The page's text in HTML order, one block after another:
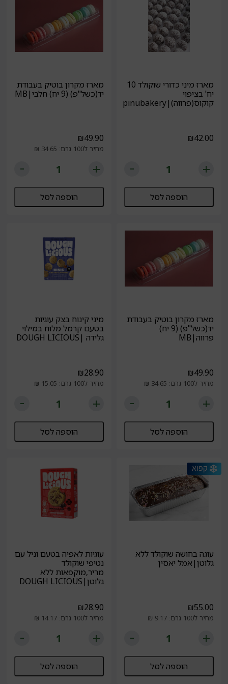
מארז מיני כדורי שוקולד 10
יח' בציפוי
קוקוס(פרווה)|pinubakery
₪42.00
הוספה לסל
מארז מקרון בוטיק בעבודת
יד(כשל"פ) (9 יח) חלבי|MB
₪49.90
מחיר ל100 גרם: 34.65 ₪
הוספה לסל
מארז מקרון בוטיק בעבודת
יד(כשל"פ) (9 יח)
פרווה|MB
₪49.90
מחיר ל100 גרם: 34.65 ₪
הוספה לסל
מיני קינוח בצק עוגיות
בטעם קרמל מלוח במילוי
גלידה |DOUGH LICIOUS
₪28.90
מחיר ל100 גרם: 15.05 ₪
הוספה לסל
עוגה בחושה שוקולד ללא
גלוטן|אמל יאסין
₪55.00
מחיר ל100 גרם: 9.17 ₪
הוספה לסל
עוגיות לאפיה בטעם וניל עם
נטיפי שוקולד
מריר,מוקפאות ללא
גלוטן|DOUGH LICIOUS
₪28.90
מחיר ל100 גרם: 14.17 ₪
הוספה לסל